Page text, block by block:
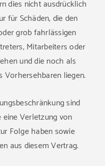
dies nicht ausdrücklich
für Schäden, die den
grob fahrlässigen
Mitarbeiters oder
und die noch als
Vorhersehbaren liegen.
sind
Verletzung von
Folge haben sowie
aus diesem Vertrag.